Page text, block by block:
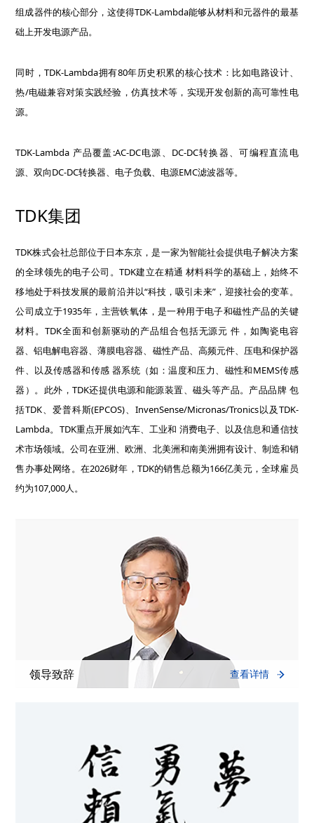
组成器件的核心部分，这使得TDK-Lambda能够从材料和元器件的最基
础上开发电源产品。
同时，TDK-Lambda拥有80年历史积累的核心技术：比如电路设计、
热/电磁兼容对策实践经验，仿真技术等，实现开发创新的高可靠性电
源。
TDK-Lambda 产品覆盖:AC-DC电源、DC-DC转换器、可编程直流电
源、双向DC-DC转换器、电子负载、电源EMC滤波器等。
TDK集团
TDK株式会社总部位于日本东京，是一家为智能社会提供电子解决方案
的全球领先的电子公司。TDK建立在精通 材料科学的基础上，始终不
移地处于科技发展的最前沿并以“科技，吸引未来”，迎接社会的变革。
公司成立于1935年，主营铁氧体，是一种用于电子和磁性产品的关键
材料。TDK全面和创新驱动的产品组合包括无源元 件，如陶瓷电容
器、铝电解电容器、薄膜电容器、磁性产品、高频元件、压电和保护器
件、以及传感器和传感 器系统（如：温度和压力、磁性和MEMS传感
器）。此外，TDK还提供电源和能源装置、磁头等产品。产品品牌 包
括TDK、爱普科斯(EPCOS)、InvenSense/Micronas/Tronics以及TDK-
Lambda。TDK重点开展如汽车、工业和 消费电子、以及信息和通信技
术市场领域。公司在亚洲、欧洲、北美洲和南美洲拥有设计、制造和销
售办事处网络。在2026财年，TDK的销售总额为166亿美元，全球雇员
约为107,000人。
领导致辞 查看详情